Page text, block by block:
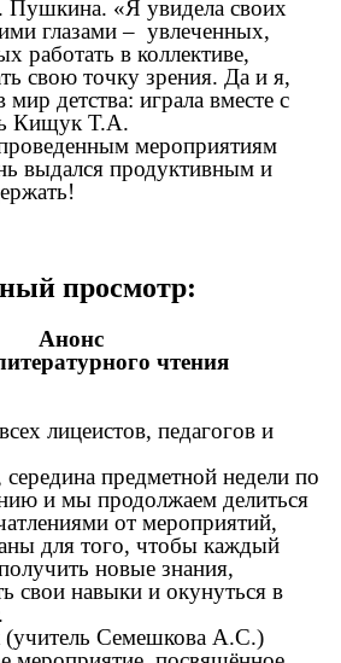
Пушкина. «Я увидела своих
глазами – увлеченных,
работать в коллективе,
свою точку зрения. Да и я,
мир детства: играла вместе с
Кищук Т.А.
мероприятиям
выдался продуктивным и
просмотр:
Анонс
чтения
лицеистов, педагогов и
середина предметной недели по
и мы продолжаем делиться
от мероприятий,
для того, чтобы каждый
новые знания,
свои навыки и окунуться в
(учитель Семешкова А.С.)